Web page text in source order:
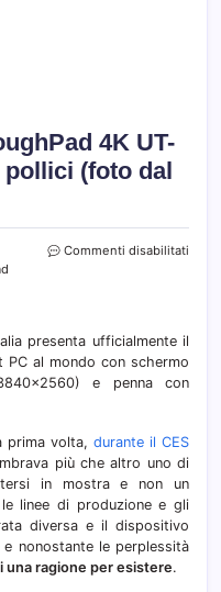
4K UT-
pollici (foto dal
Commenti disabilitati
MB5,
da
(foto
presenta ufficialmente il
PC al mondo con schermo
e penna con
prima volta, durante il CES
più che altro uno di
in mostra e non un
linee di produzione e gli
diversa e il dispositivo
nonostante le perplessità
una ragione per esistere.